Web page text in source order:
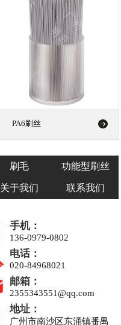
PA6刷丝
刷毛 功能型刷丝
关于我们 联系我们
手机：
136-0979-0802
电话：
020-84968021
邮箱：
2355343551@qq.com
地址：
广州市南沙区东涌镇番禺